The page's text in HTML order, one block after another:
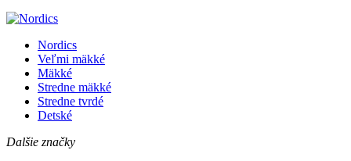
Nordics
Veľmi mäkké
Mäkké
Stredne mäkké
Stredne tvrdé
Detské
Dalšie značky